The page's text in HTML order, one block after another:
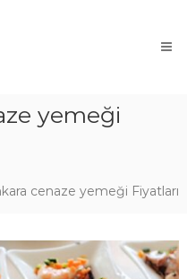
yemeği
cenaze yemeği Fiyatları